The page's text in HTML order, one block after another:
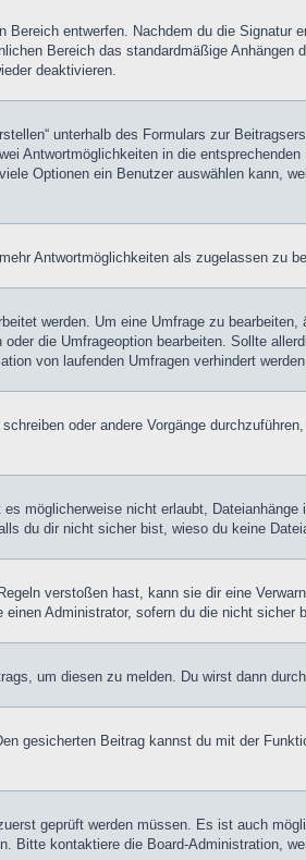
entwerfen. Nachdem du die Signatur
Bereich das standardmäßige
deaktivieren.
unterhalb des Formulars zur
Antwortmöglichkeiten in die
Optionen ein Benutzer auswählen kann,
Antwortmöglichkeiten als zugelassen zu
werden. Um eine Umfrage zu
die Umfrageoption bearbeiten. Sollte
von laufenden Umfragen verhindert
oder andere Vorgänge
möglicherweise nicht erlaubt,
du dir nicht sicher bist, wieso du keine
verstoßen hast, kann sie dir eine
Administrator, sofern du die nicht sicher
um diesen zu melden. Du wirst dann
gesicherten Beitrag kannst du mit der
geprüft werden müssen. Es ist auch
kontaktiere die Board-Administration,